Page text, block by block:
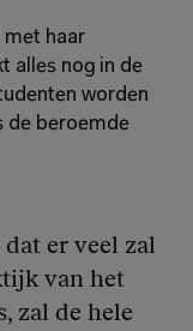
haar
alles nog in de
worden
de beroemde
er veel zal
van het
zal de hele